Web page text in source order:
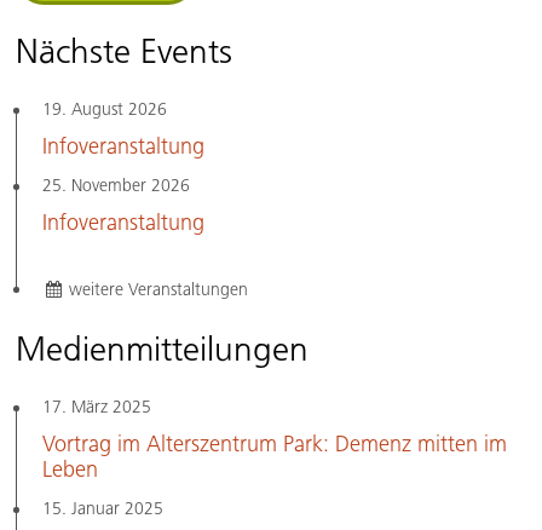
Nächste Events
Infoveranstaltung
19. August 2026
Infoveranstaltung
25. November 2026
weitere Veranstaltungen
Medien­mitteilungen
Vortrag im Alterszentrum Park: Demenz mitten im
Leben
17. März 2025
15. Januar 2025